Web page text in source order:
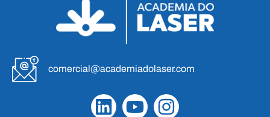
comercial@academiadolaser.com